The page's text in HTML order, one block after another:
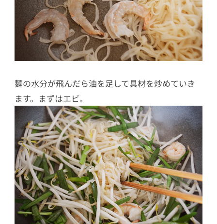
麺の水分が飛んだら油を足して具材を炒めていき
ます。まずはエビ。